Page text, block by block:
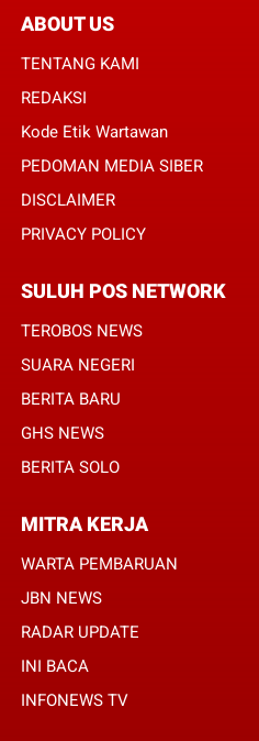
ABOUT US
TENTANG KAMI
REDAKSI
Kode Etik Wartawan
PEDOMAN MEDIA SIBER
DISCLAIMER
PRIVACY POLICY
SULUH POS NETWORK
TEROBOS NEWS
SUARA NEGERI
BERITA BARU
GHS NEWS
BERITA SOLO
MITRA KERJA
WARTA PEMBARUAN
JBN NEWS
RADAR UPDATE
INI BACA
INFONEWS TV